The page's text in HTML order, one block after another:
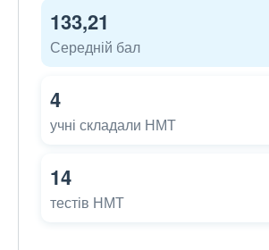
133,21
Середній бал
4
учні складали НМТ
14
тестів НМТ